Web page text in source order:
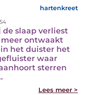
hartenkreet
slaap verliest
ontwaakt
het duister het
waar
sterren
Lees meer >